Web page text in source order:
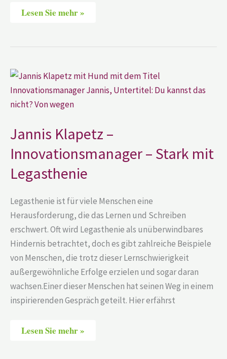
Lesen Sie mehr »
Jannis Klapetz –
Innovationsmanager – Stark mit
Legasthenie
Legasthenie ist für viele Menschen eine
Herausforderung, die das Lernen und Schreiben
erschwert. Oft wird Legasthenie als unüberwindbares
Hindernis betrachtet, doch es gibt zahlreiche Beispiele
von Menschen, die trotz dieser Lernschwierigkeit
außergewöhnliche Erfolge erzielen und sogar daran
wachsen.Einer dieser Menschen hat seinen Weg in einem
inspirierenden Gespräch geteilt. Hier erfährst
Jannis
Klapetz
–
Innovationsmanager
–
Legasthenie
Lesen Sie mehr »